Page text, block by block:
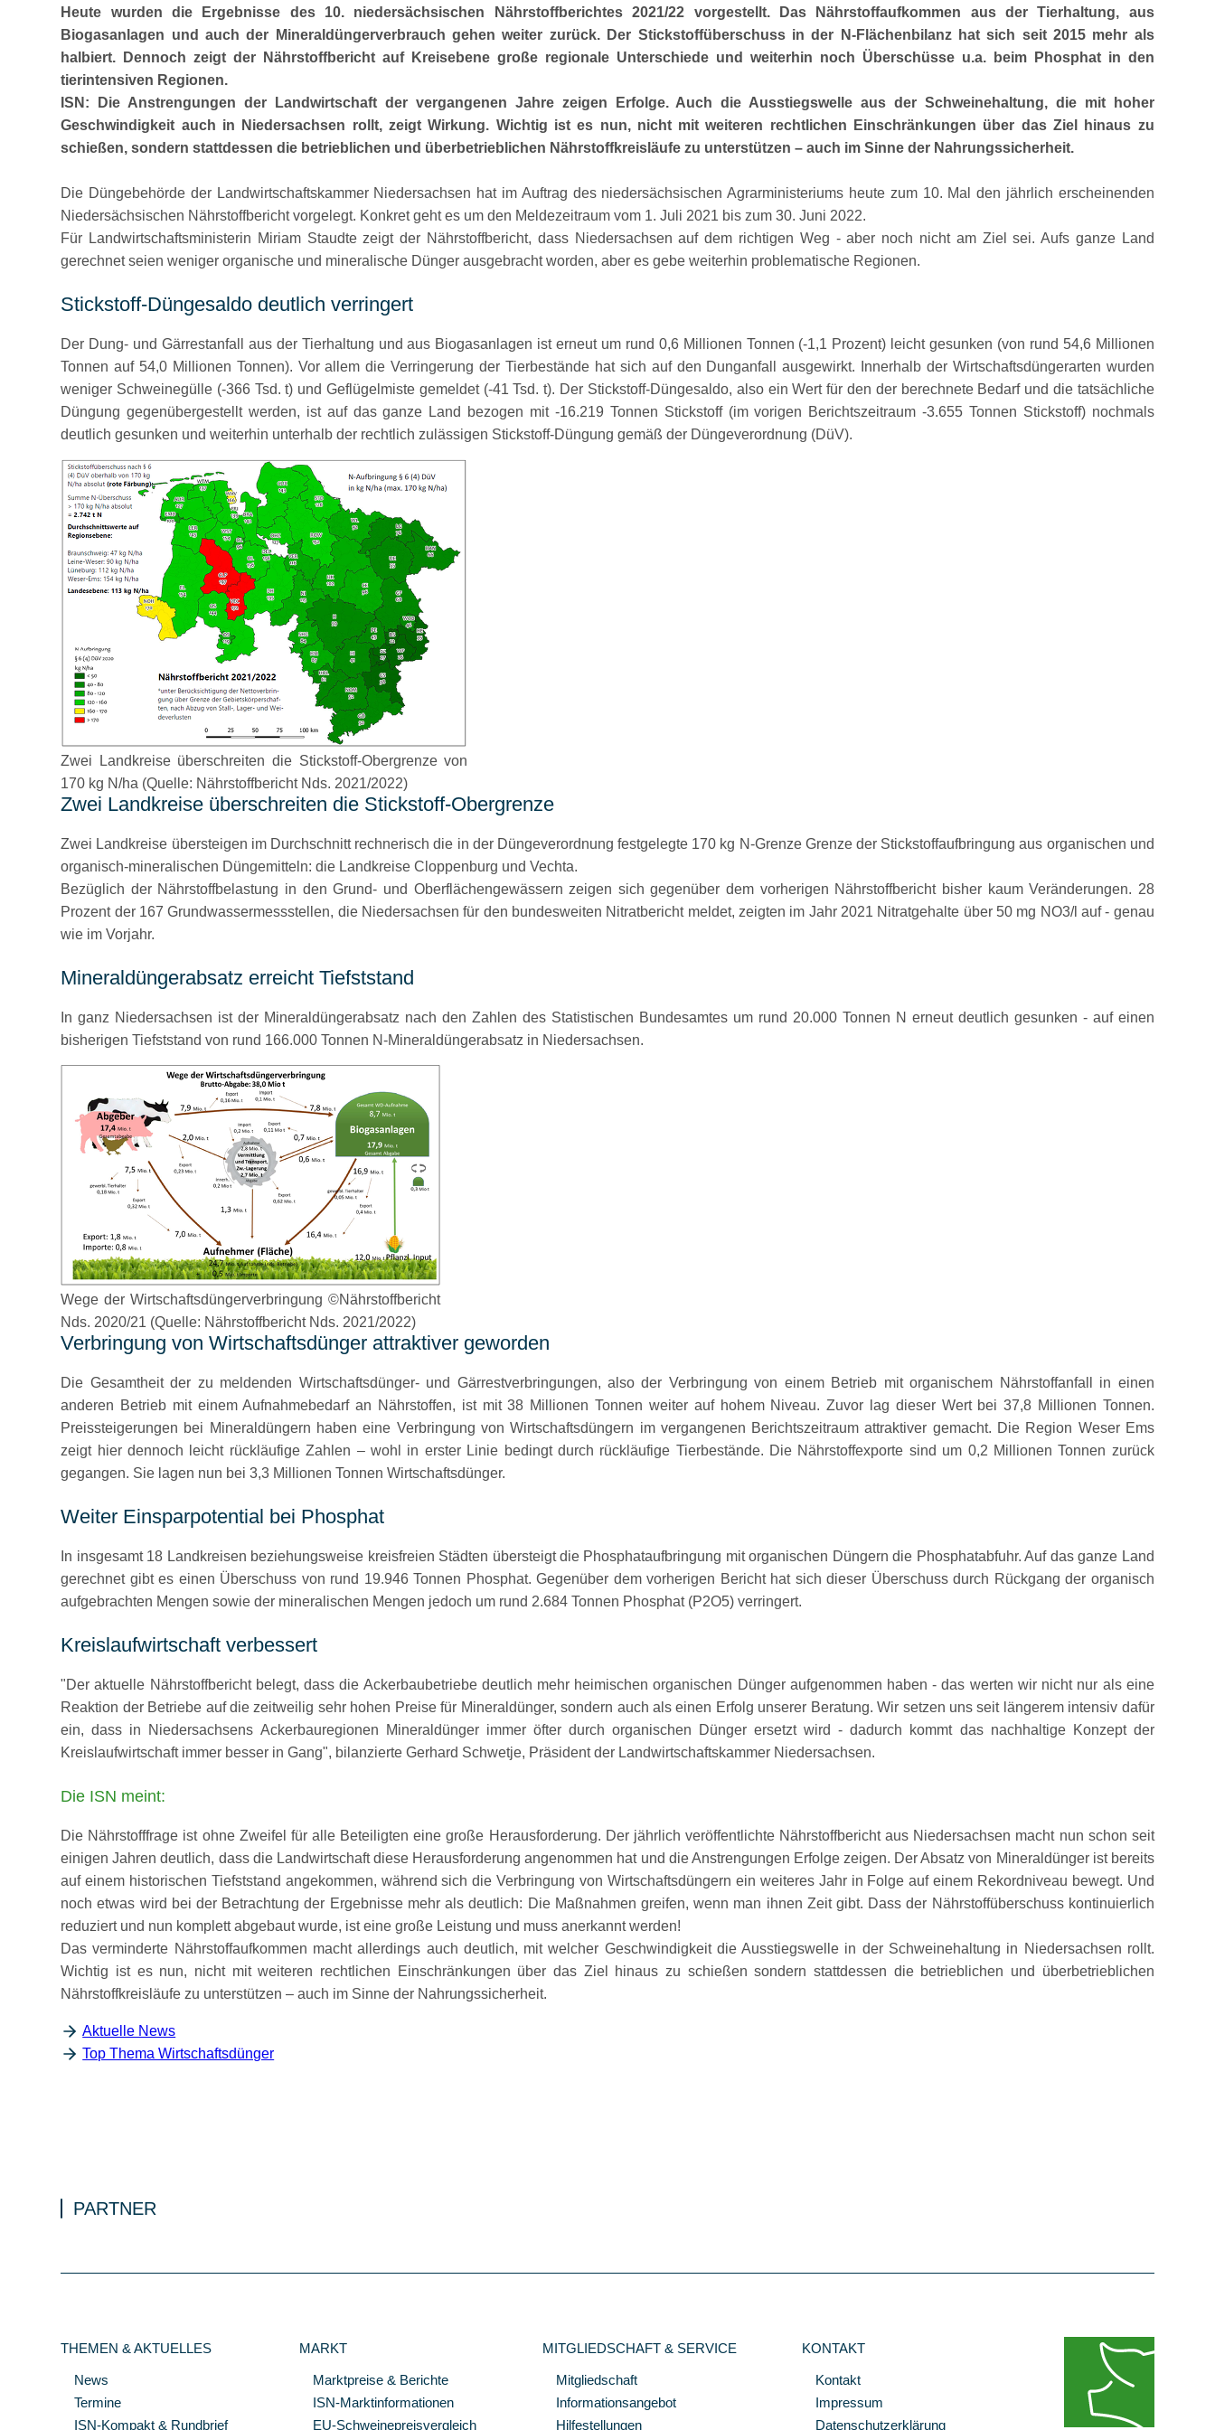
Heute wurden die Ergebnisse des 10. niedersächsischen Nährstoffberichtes 2021/22 vorgestellt. Das Nährstoffaufkommen aus der Tierhaltung, aus
Biogasanlagen und auch der Mineraldüngerverbrauch gehen weiter zurück. Der Stickstoffüberschuss in der N-Flächenbilanz hat sich seit 2015 mehr als
halbiert. Dennoch zeigt der Nährstoffbericht auf Kreisebene große regionale Unterschiede und weiterhin noch Überschüsse u.a. beim Phosphat in den
tierintensiven Regionen.
ISN: Die Anstrengungen der Landwirtschaft der vergangenen Jahre zeigen Erfolge. Auch die Ausstiegswelle aus der Schweinehaltung, die mit hoher
Geschwindigkeit auch in Niedersachsen rollt, zeigt Wirkung. Wichtig ist es nun, nicht mit weiteren rechtlichen Einschränkungen über das Ziel hinaus zu
schießen, sondern stattdessen die betrieblichen und überbetrieblichen Nährstoffkreisläufe zu unterstützen – auch im Sinne der Nahrungssicherheit.
Die Düngebehörde der Landwirtschaftskammer Niedersachsen hat im Auftrag des niedersächsischen Agrarministeriums heute zum 10. Mal den jährlich erscheinenden
Niedersächsischen Nährstoffbericht vorgelegt. Konkret geht es um den Meldezeitraum vom 1. Juli 2021 bis zum 30. Juni 2022.
Für Landwirtschaftsministerin Miriam Staudte zeigt der Nährstoffbericht, dass Niedersachsen auf dem richtigen Weg - aber noch nicht am Ziel sei. Aufs ganze Land
gerechnet seien weniger organische und mineralische Dünger ausgebracht worden, aber es gebe weiterhin problematische Regionen.
Stickstoff-Düngesaldo deutlich verringert
Der Dung- und Gärrestanfall aus der Tierhaltung und aus Biogasanlagen ist erneut um rund 0,6 Millionen Tonnen (-1,1 Prozent) leicht gesunken (von rund 54,6 Millionen
Tonnen auf 54,0 Millionen Tonnen). Vor allem die Verringerung der Tierbestände hat sich auf den Dunganfall ausgewirkt. Innerhalb der Wirtschaftsdüngerarten wurden
weniger Schweinegülle (-366 Tsd. t) und Geflügelmiste gemeldet (-41 Tsd. t). Der Stickstoff-Düngesaldo, also ein Wert für den der berechnete Bedarf und die tatsächliche
Düngung gegenübergestellt werden, ist auf das ganze Land bezogen mit -16.219 Tonnen Stickstoff (im vorigen Berichtszeitraum -3.655 Tonnen Stickstoff) nochmals
deutlich gesunken und weiterhin unterhalb der rechtlich zulässigen Stickstoff-Düngung gemäß der Düngeverordnung (DüV).
Zwei Landkreise überschreiten die Stickstoff-Obergrenze von
170 kg N/ha (Quelle: Nährstoffbericht Nds. 2021/2022)
Zwei Landkreise überschreiten die Stickstoff-Obergrenze
Zwei Landkreise übersteigen im Durchschnitt rechnerisch die in der Düngeverordnung festgelegte 170 kg N-Grenze Grenze der Stickstoffaufbringung aus organischen und
organisch-mineralischen Düngemitteln: die Landkreise Cloppenburg und Vechta.
Bezüglich der Nährstoffbelastung in den Grund- und Oberflächengewässern zeigen sich gegenüber dem vorherigen Nährstoffbericht bisher kaum Veränderungen. 28
Prozent der 167 Grundwassermessstellen, die Niedersachsen für den bundesweiten Nitratbericht meldet, zeigten im Jahr 2021 Nitratgehalte über 50 mg NO3/l auf - genau
wie im Vorjahr.
Mineraldüngerabsatz erreicht Tiefststand
In ganz Niedersachsen ist der Mineraldüngerabsatz nach den Zahlen des Statistischen Bundesamtes um rund 20.000 Tonnen N erneut deutlich gesunken - auf einen
bisherigen Tiefststand von rund 166.000 Tonnen N-Mineraldüngerabsatz in Niedersachsen.
Wege der Wirtschaftsdüngerverbringung ©Nährstoffbericht
Nds. 2020/21 (Quelle: Nährstoffbericht Nds. 2021/2022)
Verbringung von Wirtschaftsdünger attraktiver geworden
Die Gesamtheit der zu meldenden Wirtschaftsdünger- und Gärrestverbringungen, also der Verbringung von einem Betrieb mit organischem Nährstoffanfall in einen
anderen Betrieb mit einem Aufnahmebedarf an Nährstoffen, ist mit 38 Millionen Tonnen weiter auf hohem Niveau. Zuvor lag dieser Wert bei 37,8 Millionen Tonnen.
Preissteigerungen bei Mineraldüngern haben eine Verbringung von Wirtschaftsdüngern im vergangenen Berichtszeitraum attraktiver gemacht. Die Region Weser Ems
zeigt hier dennoch leicht rückläufige Zahlen – wohl in erster Linie bedingt durch rückläufige Tierbestände. Die Nährstoffexporte sind um 0,2 Millionen Tonnen zurück
gegangen. Sie lagen nun bei 3,3 Millionen Tonnen Wirtschaftsdünger.
Weiter Einsparpotential bei Phosphat
In insgesamt 18 Landkreisen beziehungsweise kreisfreien Städten übersteigt die Phosphataufbringung mit organischen Düngern die Phosphatabfuhr. Auf das ganze Land
gerechnet gibt es einen Überschuss von rund 19.946 Tonnen Phosphat. Gegenüber dem vorherigen Bericht hat sich dieser Überschuss durch Rückgang der organisch
aufgebrachten Mengen sowie der mineralischen Mengen jedoch um rund 2.684 Tonnen Phosphat (P2O5) verringert.
Kreislaufwirtschaft verbessert
Der aktuelle Nährstoffbericht belegt, dass die Ackerbaubetriebe deutlich mehr heimischen organischen Dünger aufgenommen haben - das werten wir nicht nur als eine
Reaktion der Betriebe auf die zeitweilig sehr hohen Preise für Mineraldünger, sondern auch als einen Erfolg unserer Beratung. Wir setzen uns seit längerem intensiv dafür
ein, dass in Niedersachsens Ackerbauregionen Mineraldünger immer öfter durch organischen Dünger ersetzt wird - dadurch kommt das nachhaltige Konzept der
Kreislaufwirtschaft immer besser in Gang , bilanzierte Gerhard Schwetje, Präsident der Landwirtschaftskammer Niedersachsen.
Die ISN meint:
Die Nährstofffrage ist ohne Zweifel für alle Beteiligten eine große Herausforderung. Der jährlich veröffentlichte Nährstoffbericht aus Niedersachsen macht nun schon seit
einigen Jahren deutlich, dass die Landwirtschaft diese Herausforderung angenommen hat und die Anstrengungen Erfolge zeigen. Der Absatz von Mineraldünger ist bereits
auf einem historischen Tiefststand angekommen, während sich die Verbringung von Wirtschaftsdüngern ein weiteres Jahr in Folge auf einem Rekordniveau bewegt. Und
noch etwas wird bei der Betrachtung der Ergebnisse mehr als deutlich: Die Maßnahmen greifen, wenn man ihnen Zeit gibt. Dass der Nährstoffüberschuss kontinuierlich
reduziert und nun komplett abgebaut wurde, ist eine große Leistung und muss anerkannt werden!
Das verminderte Nährstoffaufkommen macht allerdings auch deutlich, mit welcher Geschwindigkeit die Ausstiegswelle in der Schweinehaltung in Niedersachsen rollt.
Wichtig ist es nun, nicht mit weiteren rechtlichen Einschränkungen über das Ziel hinaus zu schießen sondern stattdessen die betrieblichen und überbetrieblichen
Nährstoffkreisläufe zu unterstützen – auch im Sinne der Nahrungssicherheit.
Aktuelle News
Top Thema Wirtschaftsdünger
PARTNER
THEMEN & AKTUELLES
News
Termine
ISN-Kompakt & Rundbrief
MARKT
Marktpreise & Berichte
ISN-Marktinformationen
EU-Schweinepreisvergleich
MITGLIEDSCHAFT & SERVICE
Mitgliedschaft
Informationsangebot
Hilfestellungen
KONTAKT
Kontakt
Impressum
Datenschutzerklärung